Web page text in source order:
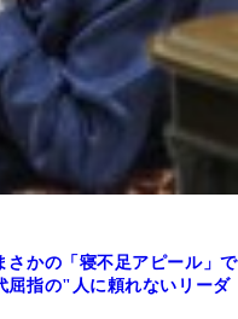
かの「寝不足アピール」で
指の"人に頼れないリーダ